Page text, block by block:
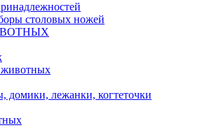
столовых ножей
животных
домики, лежанки, когтеточки